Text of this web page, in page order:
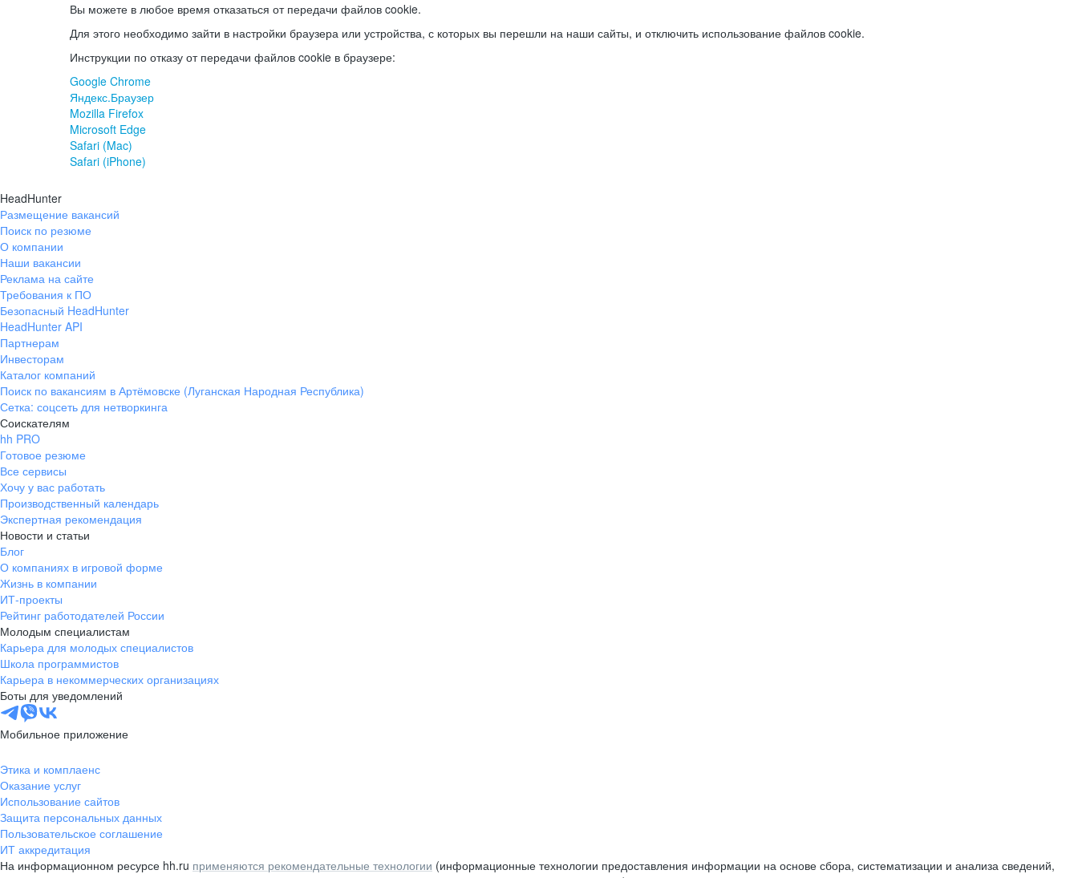
Вы можете в любое время отказаться от передачи файлов cookie.
Для этого необходимо зайти в настройки браузера или устройства, с которых вы перешли на наши сайты, и отключить использование файлов cookie.
Инструкции по отказу от передачи файлов cookie в браузере:
Google Chrome
Яндекс.Браузер
Mozilla Firefox
Microsoft Edge
Safari (Mac)
Safari (iPhone)
HeadHunter
Размещение вакансий
Поиск по резюме
О компании
Наши вакансии
Реклама на сайте
Требования к ПО
Безопасный HeadHunter
HeadHunter API
Партнерам
Инвесторам
Каталог компаний
Поиск по вакансиям в Артёмовске (Луганская Народная Республика)
Сетка: соцсеть для нетворкинга
Соискателям
hh PRO
Готовое резюме
Все сервисы
Хочу у вас работать
Производственный календарь
Экспертная рекомендация
Новости и статьи
Блог
О компаниях в игровой форме
Жизнь в компании
ИТ-проекты
Рейтинг работодателей России
Молодым специалистам
Карьера для молодых специалистов
Школа программистов
Карьера в некоммерческих организациях
Боты для уведомлений
Мобильное приложение
Этика и комплаенс
Оказание услуг
Использование сайтов
Защита персональных данных
Пользовательское соглашение
ИТ аккредитация
На информационном ресурсе hh.ru применяются рекомендательные технологии (информационные технологии предоставления информации на основе сбора, систематизации и анализа сведений,